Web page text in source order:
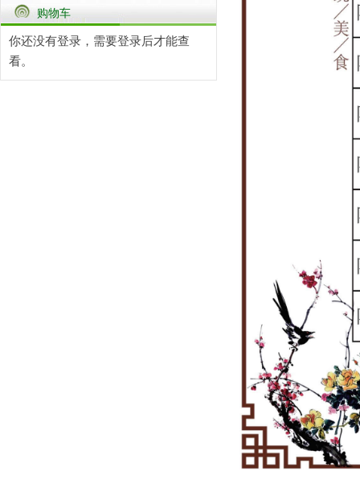
购物车
你还没有登录，需要登录后才能查
看。